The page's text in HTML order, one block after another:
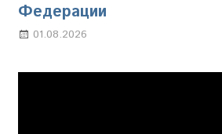
Федерации
01.08.2026